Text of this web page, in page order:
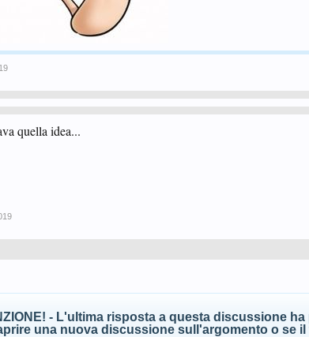
quella idea...
- L'ultima risposta a questa discussione
una nuova discussione sull'argomento o se